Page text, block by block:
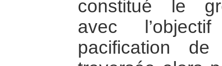
constitué le
avec
pacification de